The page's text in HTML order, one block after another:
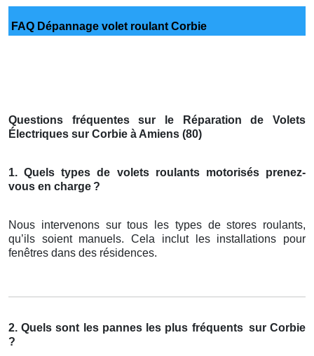
FAQ Dépannage volet roulant Corbie
Questions fréquentes sur le Réparation de Volets
Électriques sur Corbie à Amiens (80)
1. Quels types de volets roulants motorisés prenez-
vous en charge ?
Nous intervenons sur tous les types de stores roulants,
qu’ils soient manuels. Cela inclut les installations pour
fenêtres dans des résidences.
2. Quels sont les pannes les plus fréquents sur Corbie
?